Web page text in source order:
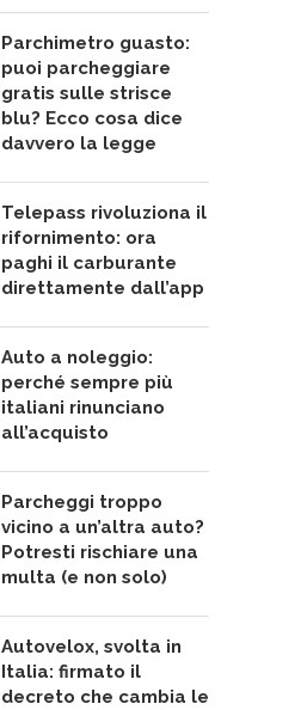
Parchimetro guasto:
puoi parcheggiare
gratis sulle strisce
blu? Ecco cosa dice
davvero la legge
Telepass rivoluziona il
rifornimento: ora
paghi il carburante
direttamente dall’app
Auto a noleggio:
perché sempre più
italiani rinunciano
all’acquisto
Parcheggi troppo
vicino a un’altra auto?
Potresti rischiare una
multa (e non solo)
Autovelox, svolta in
Italia: firmato il
decreto che cambia le